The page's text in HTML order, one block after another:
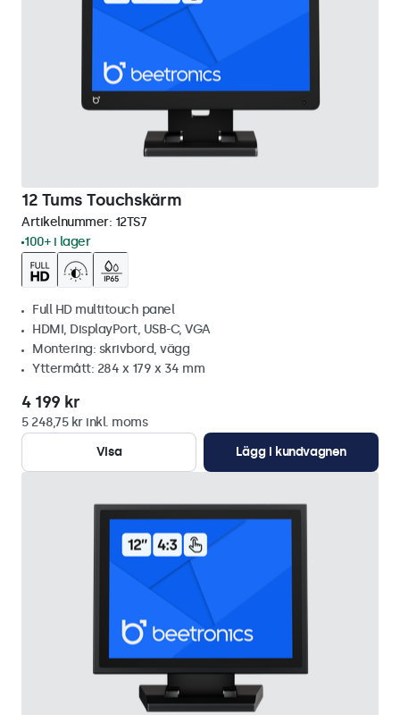
12 Tums Touchskärm
Artikelnummer: 12TS7
100+ i lager
Full HD multitouch panel
HDMI, DisplayPort, USB-C, VGA
Montering: skrivbord, vägg
Yttermått: 284 x 179 x 34 mm
4 199 kr
5 248,75 kr inkl. moms
Visa
Lägg i kundvagnen